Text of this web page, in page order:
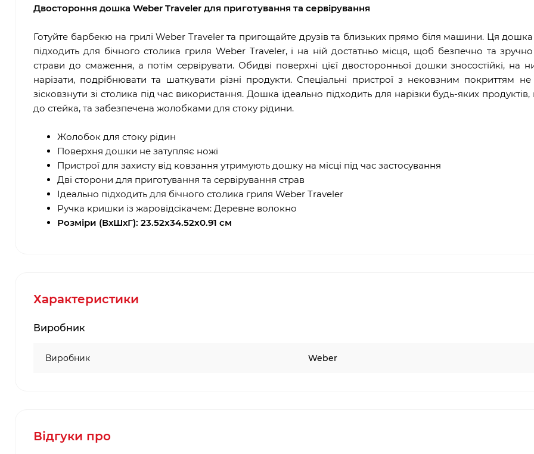
Двостороння дошка Weber Traveler для приготування та сервірування
Готуйте барбекю на грилі Weber Traveler та пригощайте друзів та близьких прямо біля машини. Ця дошка
підходить для бічного столика гриля Weber Traveler, і на ній достатньо місця, щоб безпечно та зручно
страви до смаження, а потім сервірувати. Обидві поверхні цієї двосторонньої дошки зносостійкі, на
нарізати, подрібнювати та шаткувати різні продукти. Спеціальні пристрої з нековзним покриттям
зісковзнути зі столика під час використання. Дошка ідеально підходить для нарізки будь-яких продуктів,
до стейка, та забезпечена жолобками для стоку рідини.
Жолобок для стоку рідин
Поверхня дошки не затупляє ножі
Пристрої для захисту від ковзання утримують дошку на місці під час застосування
Дві сторони для приготування та сервірування страв
Ідеально підходить для бічного столика гриля Weber Traveler
Ручка кришки із жаровідсікачем: Деревне волокно
Розміри (ВхШхГ): 23.52x34.52x0.91 см
Характеристики
Виробник
Виробник Weber
Відгуки про